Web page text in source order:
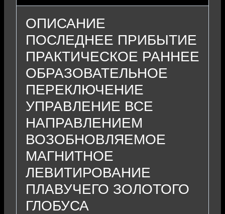
ОПИСАНИЕ
ПОСЛЕДНЕЕ ПРИБЫТИЕ
ПРАКТИЧЕСКОЕ РАННЕЕ
ОБРАЗОВАТЕЛЬНОЕ
ПЕРЕКЛЮЧЕНИЕ
УПРАВЛЕНИЕ ВСЕ
НАПРАВЛЕНИЕМ
ВОЗОБНОВЛЯЕМОЕ
МАГНИТНОЕ
ЛЕВИТИРОВАНИЕ
ПЛАВУЧЕГО ЗОЛОТОГО
ГЛОБУСА